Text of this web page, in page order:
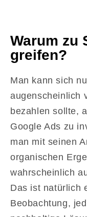
Warum zu
greifen?
Man kann sich
augenscheinlich
bezahlen sollte,
Google Ads zu
man mit seinen
organischen
wahrscheinlich
Das ist natürlich
Beobachtung,